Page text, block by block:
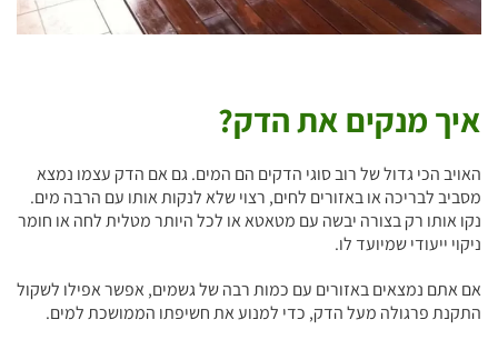
איך מנקים את הדק?
האויב הכי גדול של רוב סוגי הדקים הם המים. גם אם הדק עצמו נמצא
מסביב לבריכה או באזורים לחים, רצוי שלא לנקות אותו עם הרבה מים.
נקו אותו רק בצורה יבשה עם מטאטא או לכל היותר מטלית לחה או חומר
ניקוי ייעודי שמיועד לו.
אם אתם נמצאים באזורים עם כמות רבה של גשמים, אפשר אפילו לשקול
התקנת פרגולה מעל הדק, כדי למנוע את חשיפתו הממושכת למים.